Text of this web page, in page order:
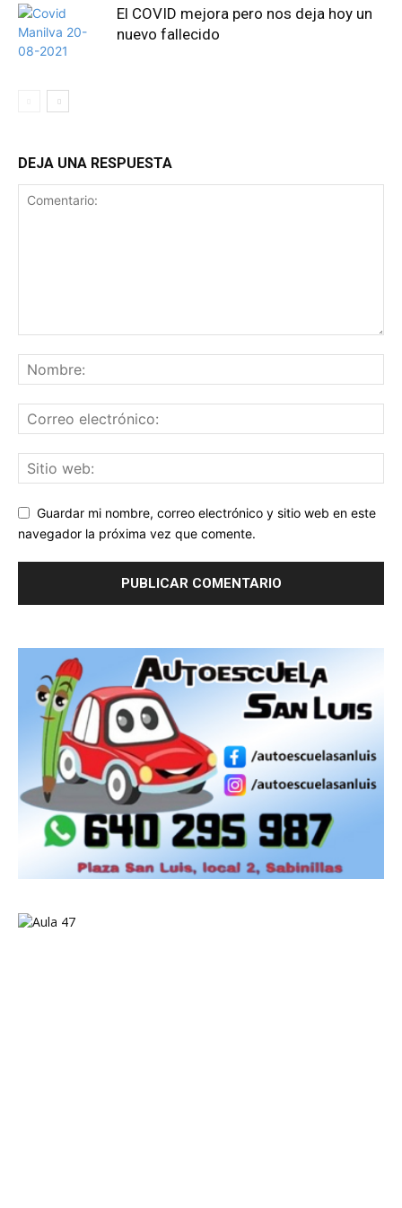
El COVID mejora pero nos deja hoy un
nuevo fallecido
DEJA UNA RESPUESTA
Guardar mi nombre, correo electrónico y sitio web en este
navegador la próxima vez que comente.